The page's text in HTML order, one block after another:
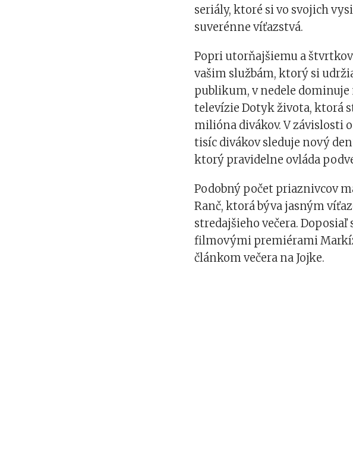
seriály, ktoré si vo svojich
suverénne víťazstvá.
Popri utorňajšiemu a
vašim službám, ktorý si
publikum, v nedele
televízie Dotyk života, ktorá
milióna divákov. V závislosti
tisíc divákov sleduje nový
ktorý pravidelne ovláda
Podobný počet priaznivcov
Ranč, ktorá býva jasným
stredajšieho večera.
filmovými premiérami
článkom večera na Jojke.